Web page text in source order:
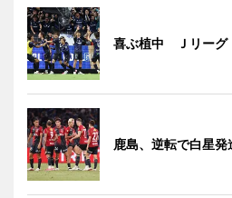
喜ぶ植中 Ｊリーグ
鹿島、逆転で白星